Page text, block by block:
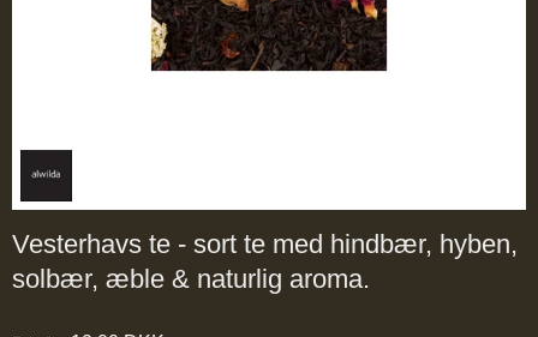
Vesterhavs te - sort te med hindbær, hyben,
solbær, æble & naturlig aroma.